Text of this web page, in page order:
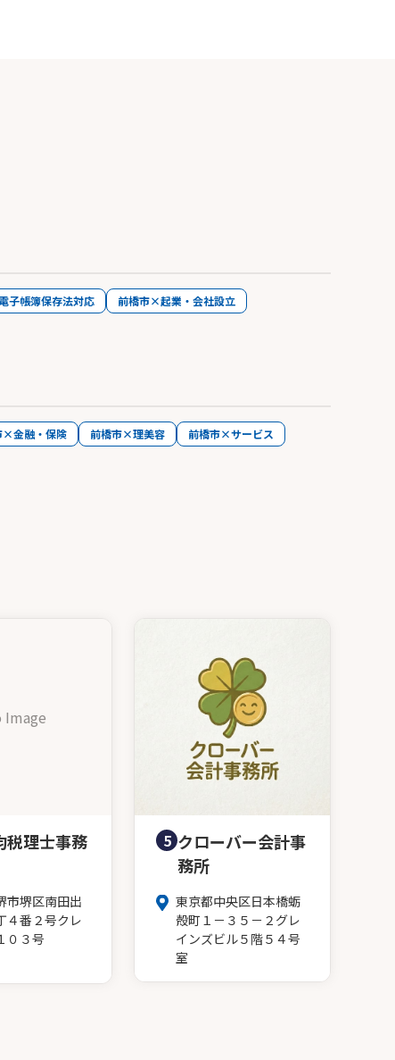
子帳簿保存法対応
前橋市×起業・会社設立
×金融・保険 前橋市×理美容
前橋市×サービス
Image
税理士事務
市堺区南田出
４番２号クレ
０３号
5 クローバー会計事
務所
東京都中央区日本橋蛎
殻町１－３５－２グレ
インズビル５階５４号
室